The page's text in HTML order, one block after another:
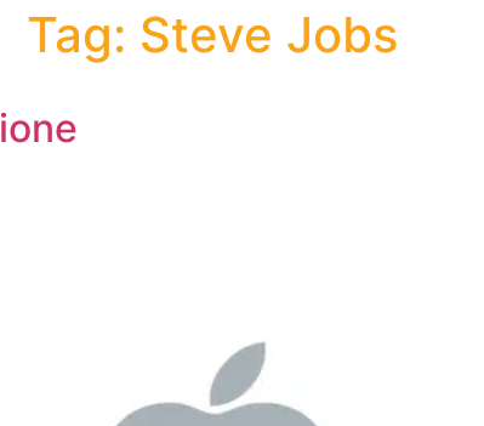
Tag: Steve Jobs